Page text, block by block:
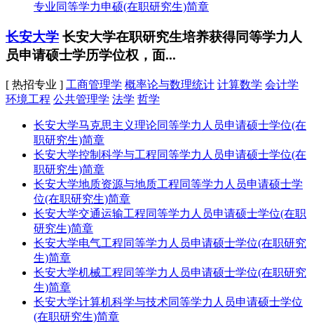
专业同等学力申硕(在职研究生)简章
长安大学 长安大学在职研究生培养获得同等学力人
员申请硕士学历学位权，面...
[ 热招专业 ] 工商管理学 概率论与数理统计 计算数学 会计学
环境工程 公共管理学 法学 哲学
长安大学马克思主义理论同等学力人员申请硕士学位(在
职研究生)简章
长安大学控制科学与工程同等学力人员申请硕士学位(在
职研究生)简章
长安大学地质资源与地质工程同等学力人员申请硕士学
位(在职研究生)简章
长安大学交通运输工程同等学力人员申请硕士学位(在职
研究生)简章
长安大学电气工程同等学力人员申请硕士学位(在职研究
生)简章
长安大学机械工程同等学力人员申请硕士学位(在职研究
生)简章
长安大学计算机科学与技术同等学力人员申请硕士学位
(在职研究生)简章